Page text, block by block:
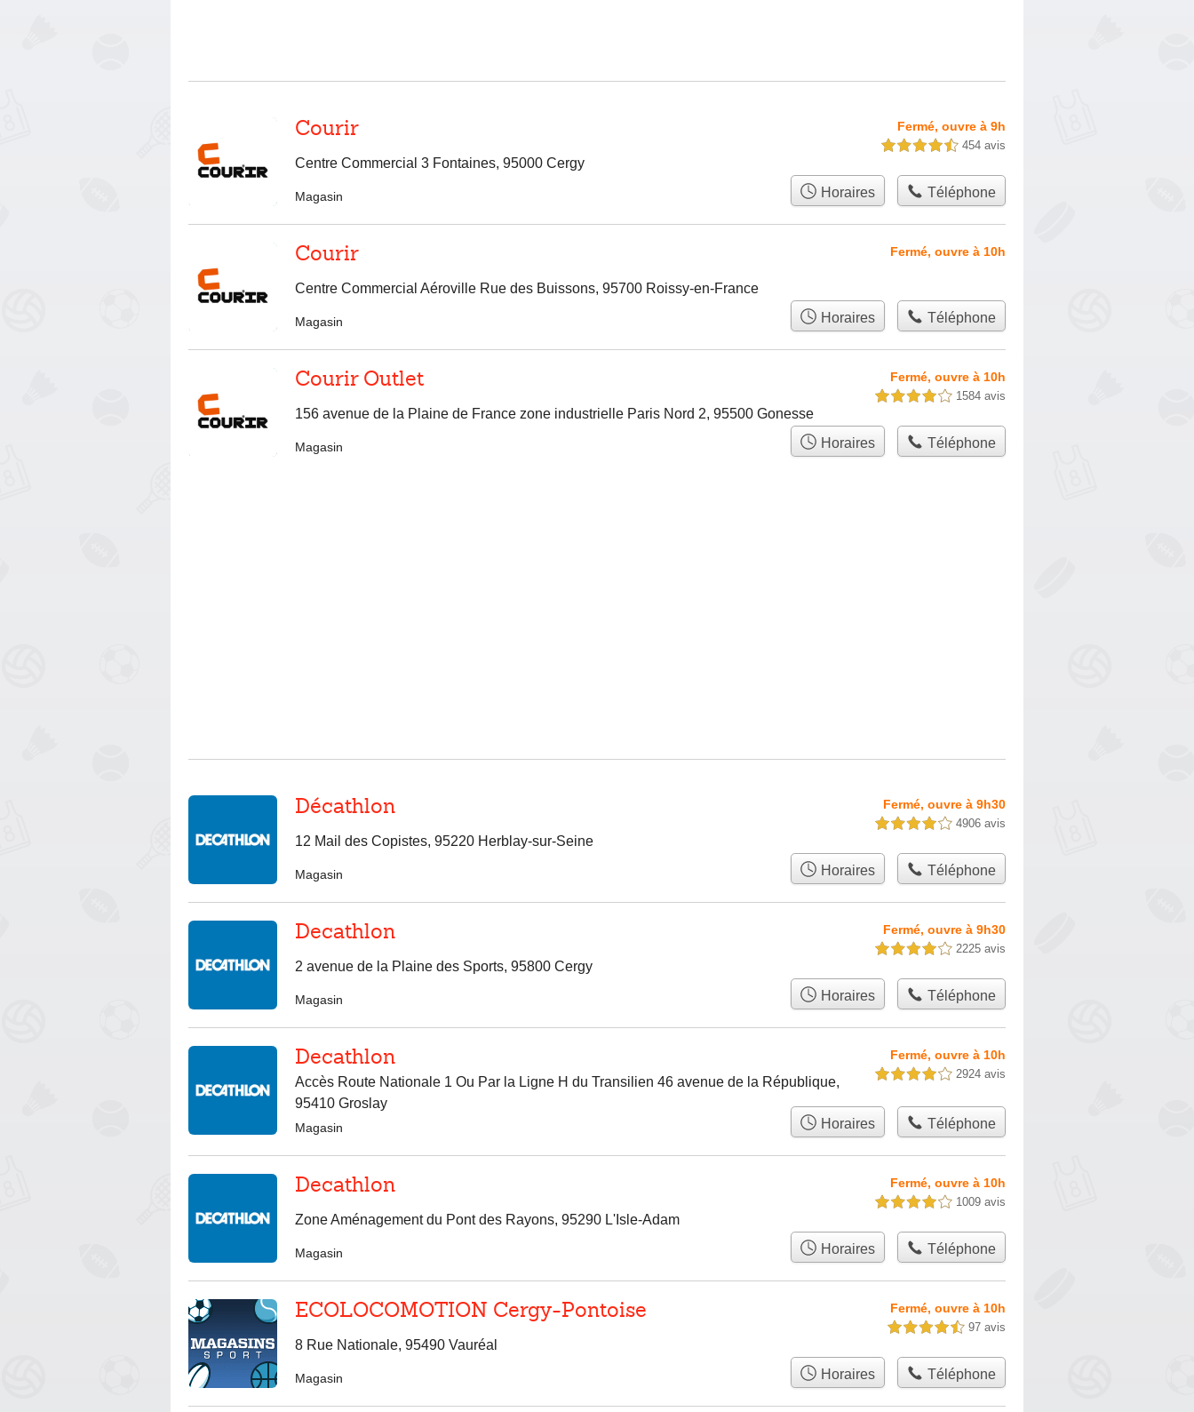
Courir
Centre Commercial 3 Fontaines, 95000 Cergy
Fermé, ouvre à 9h
4,5 étoiles sur 5 454 avis
Magasin Horaires Téléphone
Courir
Centre Commercial Aéroville Rue des Buissons, 95700 Roissy-en-France
Fermé, ouvre à 10h
Magasin Horaires Téléphone
Courir Outlet
156 avenue de la Plaine de France zone industrielle Paris Nord 2, 95500 Gonesse
Fermé, ouvre à 10h
4,0 étoiles sur 5 1584 avis
Magasin Horaires Téléphone
Décathlon
12 Mail des Copistes, 95220 Herblay-sur-Seine
Fermé, ouvre à 9h30
4,0 étoiles sur 5 4906 avis
Magasin Horaires Téléphone
Decathlon
2 avenue de la Plaine des Sports, 95800 Cergy
Fermé, ouvre à 9h30
4,0 étoiles sur 5 2225 avis
Magasin Horaires Téléphone
Decathlon
Accès Route Nationale 1 Ou Par la Ligne H du Transilien 46 avenue de la République,
95410 Groslay
Fermé, ouvre à 10h
4,0 étoiles sur 5 2924 avis
Magasin Horaires Téléphone
Decathlon
Zone Aménagement du Pont des Rayons, 95290 L'Isle-Adam
Fermé, ouvre à 10h
4,0 étoiles sur 5 1009 avis
Magasin Horaires Téléphone
ECOLOCOMOTION Cergy-Pontoise
8 Rue Nationale, 95490 Vauréal
Fermé, ouvre à 10h
4,5 étoiles sur 5 97 avis
Magasin Horaires Téléphone